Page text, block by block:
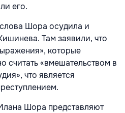
его.
Шора осудила и
Там заявили, что
которые
считать «вмешательством в
что является
Шора представляют